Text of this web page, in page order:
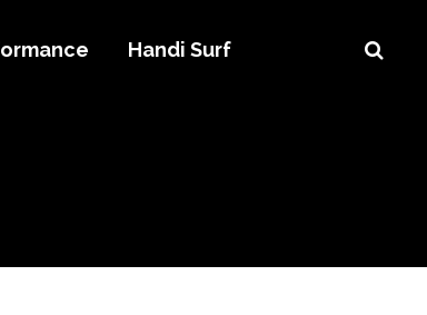
Handi Surf